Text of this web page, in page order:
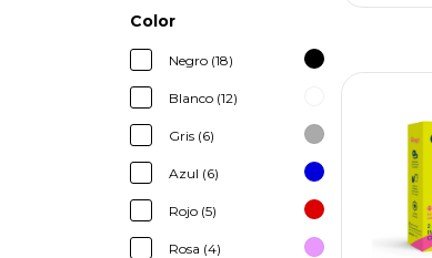
Color
Negro (18)
Blanco (12)
Gris (6)
Azul (6)
Rojo (5)
Rosa (4)